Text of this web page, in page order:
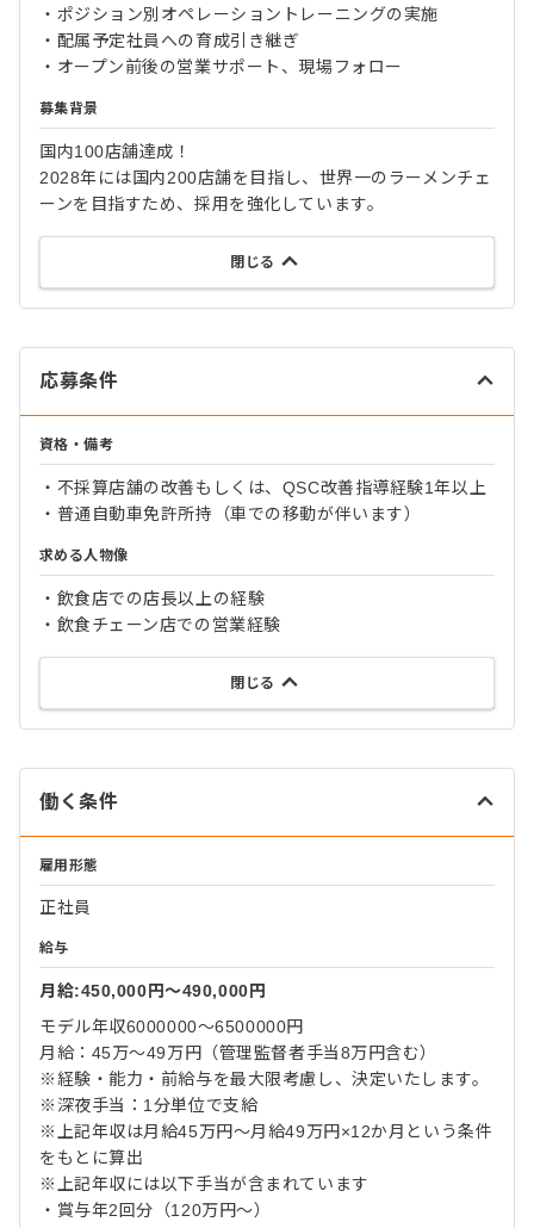
・ポジション別オペレーショントレーニングの実施
・配属予定社員への育成引き継ぎ
・オープン前後の営業サポート、現場フォロー
募集背景
国内100店舗達成！
2028年には国内200店舗を目指し、世界一のラーメンチェ
ーンを目指すため、採用を強化しています。
閉じる
応募条件
資格・備考
・不採算店舗の改善もしくは、QSC改善指導経験1年以上
・普通自動車免許所持（車での移動が伴います）
求める人物像
・飲食店での店長以上の経験
・飲食チェーン店での営業経験
閉じる
働く条件
雇用形態
正社員
給与
月給:450,000円〜490,000円
モデル年収6000000～6500000円
月給：45万～49万円（管理監督者手当8万円含む）
※経験・能力・前給与を最大限考慮し、決定いたします。
※深夜手当：1分単位で支給
※上記年収は月給45万円～月給49万円×12か月という条件
をもとに算出
※上記年収には以下手当が含まれています
・賞与年2回分（120万円～）